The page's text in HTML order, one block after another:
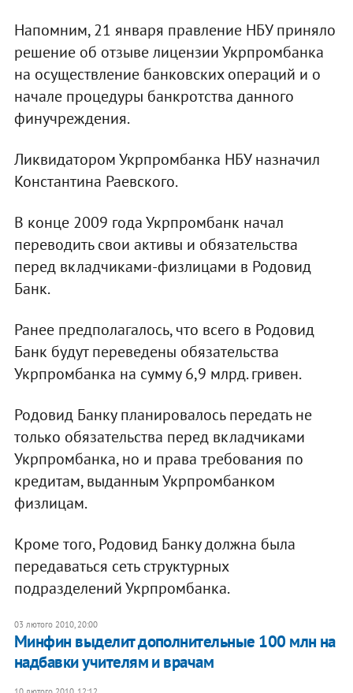
Напомним, 21 января правление НБУ приняло
решение об отзыве лицензии Укрпромбанка
на осуществление банковских операций и о
начале процедуры банкротства данного
финучреждения.
Ликвидатором Укрпромбанка НБУ назначил
Константина Раевского.
В конце 2009 года Укрпромбанк начал
переводить свои активы и обязательства
перед вкладчиками-физлицами в Родовид
Банк.
Ранее предполагалось, что всего в Родовид
Банк будут переведены обязательства
Укрпромбанка на сумму 6,9 млрд. гривен.
Родовид Банку планировалось передать не
только обязательства перед вкладчиками
Укрпромбанка, но и права требования по
кредитам, выданным Укрпромбанком
физлицам.
Кроме того, Родовид Банку должна была
передаваться сеть структурных
подразделений Укрпромбанка.
03 лютого 2010, 20:00
Минфин выделит дополнительные 100 млн на
надбавки учителям и врачам